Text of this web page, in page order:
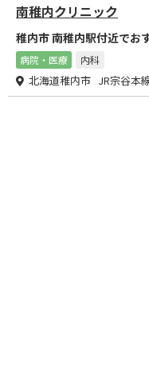
南稚内クリニック
稚内市 南稚内駅付近でお
病院・医療 内科
北海道稚内市 JR宗谷本